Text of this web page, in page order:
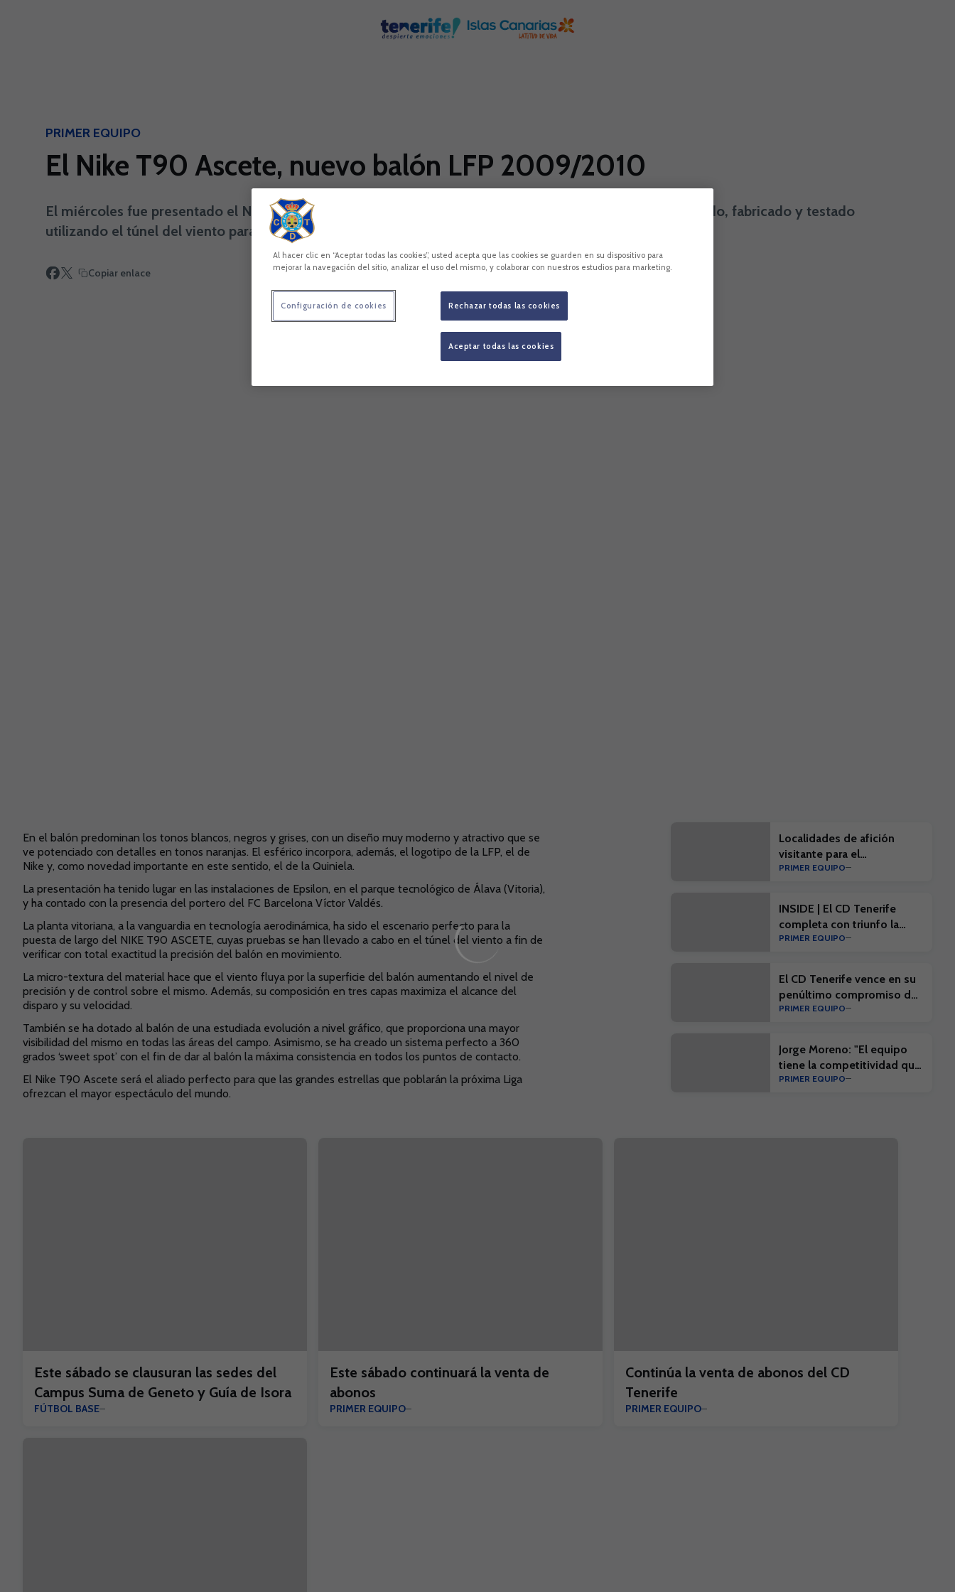
PRIMER EQUIPO
El Nike T90 Ascete, nuevo balón LFP 2009/2010
El miércoles fue presentado el NIKE T90 Ascete, el nuevo balón para la Liga 2009/10, que ha sido diseñado, fabricado y testado
utilizando el túnel del viento para alcanzar las más altas cotas de precisión.
Copiar enlace
En el balón predominan los tonos blancos, negros y grises, con un diseño muy moderno y atractivo que se
ve potenciado con detalles en tonos naranjas. El esférico incorpora, además, el logotipo de la LFP, el de
Nike y, como novedad importante en este sentido, el de la Quiniela.
La presentación ha tenido lugar en las instalaciones de Epsilon, en el parque tecnológico de Álava (Vitoria),
y ha contado con la presencia del portero del FC Barcelona Víctor Valdés.
La planta vitoriana, a la vanguardia en tecnología aerodinámica, ha sido el escenario perfecto para la
puesta de largo del NIKE T90 ASCETE, cuyas pruebas se han llevado a cabo en el túnel del viento a fin de
verificar con total exactitud la precisión del balón en movimiento.
La micro-textura del material hace que el viento fluya por la superficie del balón aumentando el nivel de
precisión y de control sobre el mismo. Además, su composición en tres capas maximiza el alcance del
disparo y su velocidad.
También se ha dotado al balón de una estudiada evolución a nivel gráfico, que proporciona una mayor
visibilidad del mismo en todas las áreas del campo. Asimismo, se ha creado un sistema perfecto a 360
grados ‘sweet spot’ con el fin de dar al balón la máxima consistencia en todos los puntos de contacto.
El Nike T90 Ascete será el aliado perfecto para que las grandes estrellas que poblarán la próxima Liga
ofrezcan el mayor espectáculo del mundo.
Localidades de afición
visitante para el
#EibarTenerife
PRIMER EQUIPO
INSIDE | El CD Tenerife
completa con triunfo la
penúltima prueba de
PRIMER EQUIPO
El CD Tenerife vence en su
penúltimo compromiso de
la pretemporada
PRIMER EQUIPO
Jorge Moreno: "El equipo
tiene la competitividad que
nos exigirá la competición"
PRIMER EQUIPO
Este sábado se clausuran las sedes del
Campus Suma de Geneto y Guía de Isora
FÚTBOL BASE
Este sábado continuará la venta de
abonos
PRIMER EQUIPO
Continúa la venta de abonos del CD
Tenerife
PRIMER EQUIPO
Al hacer clic en “Aceptar todas las cookies”, usted acepta que las cookies se guarden en su dispositivo para
mejorar la navegación del sitio, analizar el uso del mismo, y colaborar con nuestros estudios para marketing.
Rechazar todas las cookies
Aceptar todas las cookies
Configuración de cookies